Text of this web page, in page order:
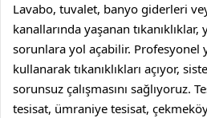
Lavabo, tuvalet, banyo giderleri
kanallarında yaşanan
sorunlara yol açabilir. Profesyonel
kullanarak tıkanıklıkları açıyor,
sorunsuz çalışmasını sağlıyoruz.
tesisat, ümraniye tesisat,